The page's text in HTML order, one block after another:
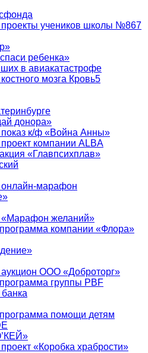
проекты учеников школы №867
ребенка»
в авиакатастрофе
мозга Кровь5
донора»
показ к/ф «Война Анны»
компании ALBA
«Главпсихплав»
«Марафон желаний»
компании «Флора»
аукцион ООО «Доброторг»
группы PBF
помощи детям
«Коробка храбрости»